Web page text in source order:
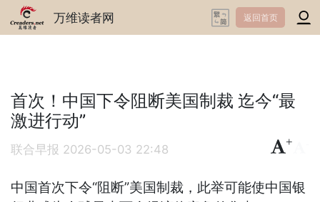
万维读者网 返回首页
首次！中国下令阻断美国制裁 迄今“最
激进行动”
联合早报 2026-05-03 22:48
+
中国首次下令“阻断”美国制裁，此举可能使中国银